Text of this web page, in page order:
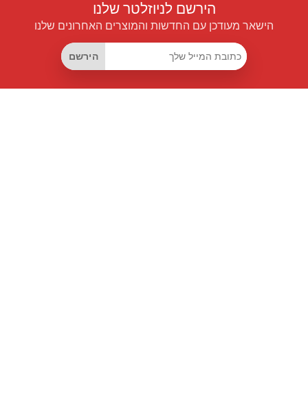
הירשם לניוזלטר שלנו
הישאר מעודכן עם החדשות והמוצרים האחרונים שלנו
הירשם